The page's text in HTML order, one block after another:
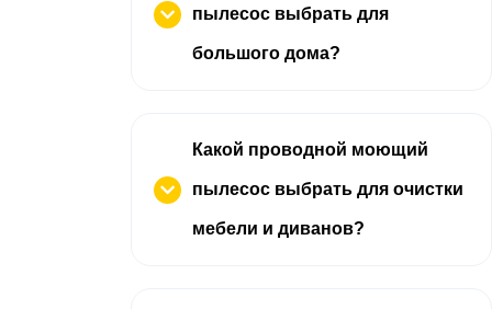
пылесос выбрать для
большого дома?
Какой проводной моющий
пылесос выбрать для очистки
мебели и диванов?